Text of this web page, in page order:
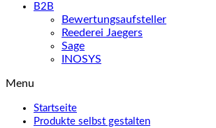
B2B
Bewertungsaufsteller
Reederei Jaegers
Sage
INOSYS
Menu
Startseite
Produkte selbst gestalten